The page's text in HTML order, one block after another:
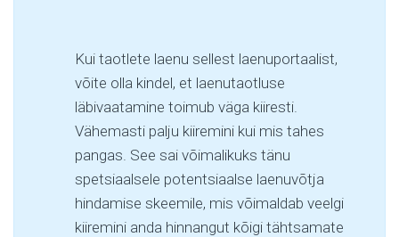
Kui taotlete laenu sellest laenuportaalist,
võite olla kindel, et laenutaotluse
läbivaatamine toimub väga kiiresti.
Vähemasti palju kiiremini kui mis tahes
pangas. See sai võimalikuks tänu
spetsiaalsele potentsiaalse laenuvõtja
hindamise skeemile, mis võimaldab veelgi
kiiremini anda hinnangut kõigi tähtsamate